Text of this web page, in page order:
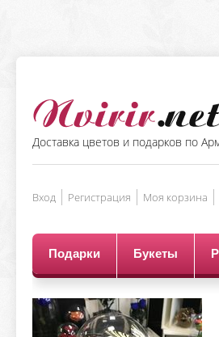
Доставка цветов и подарков по
Вход Регистрация Моя корзина
Подарки Букеты